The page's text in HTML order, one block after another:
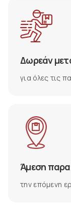
Δωρεάν
για όλες τις
Άμεση
την επόμενη